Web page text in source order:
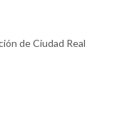
de Ciudad Real